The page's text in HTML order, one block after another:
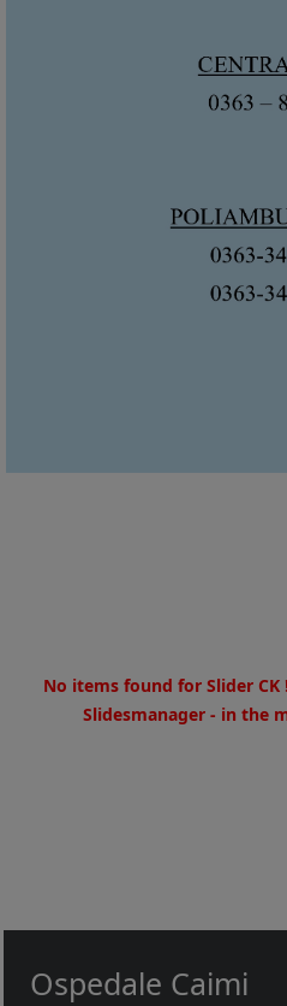
No items found for Slider CK
Slidesmanager - in the
Ospedale Caimi